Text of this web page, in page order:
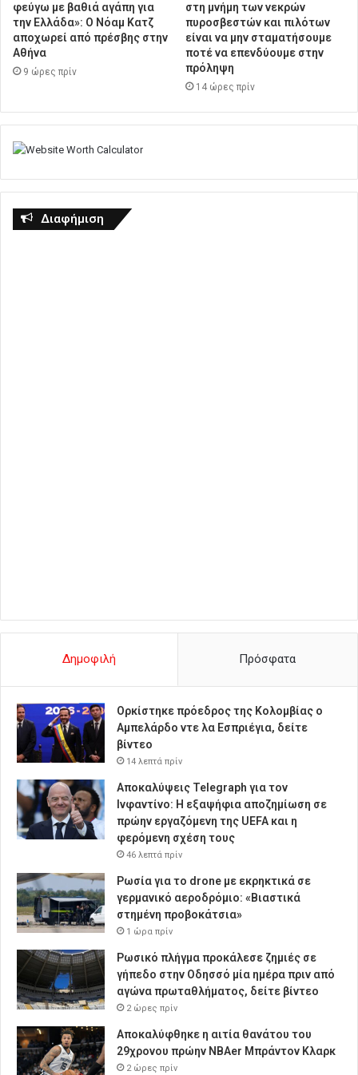
φεύγω με βαθιά αγάπη για
την Ελλάδα»: Ο Νόαμ Κατζ
αποχωρεί από πρέσβης στην
Αθήνα
9 ώρες πρίν
στη μνήμη των νεκρών
πυροσβεστών και πιλότων
είναι να μην σταματήσουμε
ποτέ να επενδύουμε στην
πρόληψη
14 ώρες πρίν
Διαφήμιση
Δημοφιλή Πρόσφατα
Ορκίστηκε πρόεδρος της Κολομβίας ο
Αμπελάρδο ντε λα Εσπριέγια, δείτε
βίντεο
14 λεπτά πρίν
Αποκαλύψεις Telegraph για τον
Ινφαντίνο: Η εξαψήφια αποζημίωση σε
πρώην εργαζόμενη της UEFA και η
φερόμενη σχέση τους
46 λεπτά πρίν
Ρωσία για το drone με εκρηκτικά σε
γερμανικό αεροδρόμιο: «Βιαστικά
στημένη προβοκάτσια»
1 ώρα πρίν
Ρωσικό πλήγμα προκάλεσε ζημιές σε
γήπεδο στην Οδησσό μία ημέρα πριν από
αγώνα πρωταθλήματος, δείτε βίντεο
2 ώρες πρίν
Αποκαλύφθηκε η αιτία θανάτου του
29χρονου πρώην NBAer Μπράντον Κλαρκ
2 ώρες πρίν